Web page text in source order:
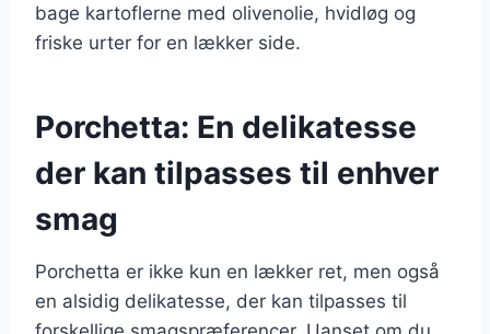
bage kartoflerne med olivenolie, hvidløg og
friske urter for en lækker side.
Porchetta: En delikatesse
der kan tilpasses til enhver
smag
Porchetta er ikke kun en lækker ret, men også
en alsidig delikatesse, der kan tilpasses til